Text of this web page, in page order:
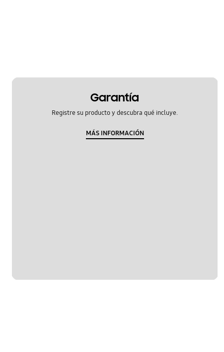
Samsung Apps
Garantía
Registre su producto y descubra qué incluye.
MÁS INFORMACIÓN